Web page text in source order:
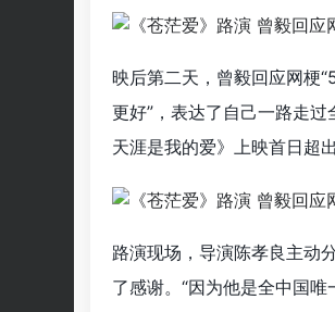
映后第二天，曾毅回应网梗
更好”，表达了自己一路走
天涯是我的爱》上映首日超
路演现场，导演陈孝良主动
了感谢。“因为他是全中国